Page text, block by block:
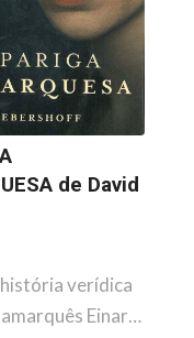
de David
verídica
Einar…